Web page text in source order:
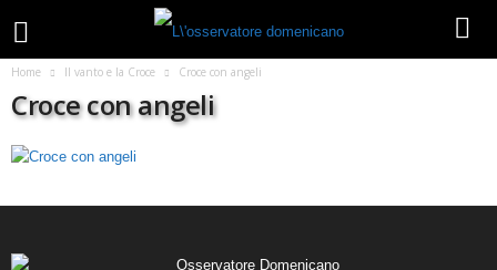
Home Il vanto e la Croce Croce con angeli
Croce con angeli